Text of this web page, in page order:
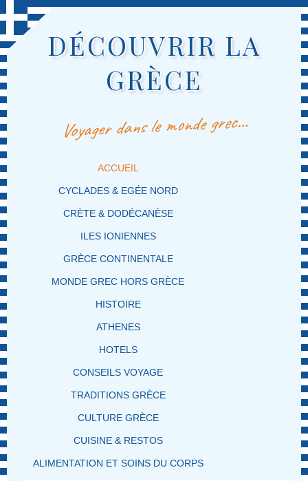
DÉCOUVRIR LA
GRÈCE
Voyager dans le monde grec…
MENU PRINCIPAL
MASQUER LA NAVIGATION PRINCIPALE
MASQUER LA NAVIGATION SECONDAIRE
ACCUEIL
CYCLADES & EGÉE NORD
CRÈTE & DODÉCANÈSE
ILES IONIENNES
GRÈCE CONTINENTALE
MONDE GREC HORS GRÈCE
HISTOIRE
ATHENES
HOTELS
CONSEILS VOYAGE
TRADITIONS GRÈCE
CULTURE GRÈCE
CUISINE & RESTOS
ALIMENTATION ET SOINS DU CORPS